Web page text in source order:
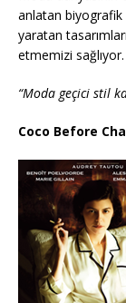
anlatan biyografik
yaratan
etmemizi sağlıyor.
“Moda geçici stil
Coco Before